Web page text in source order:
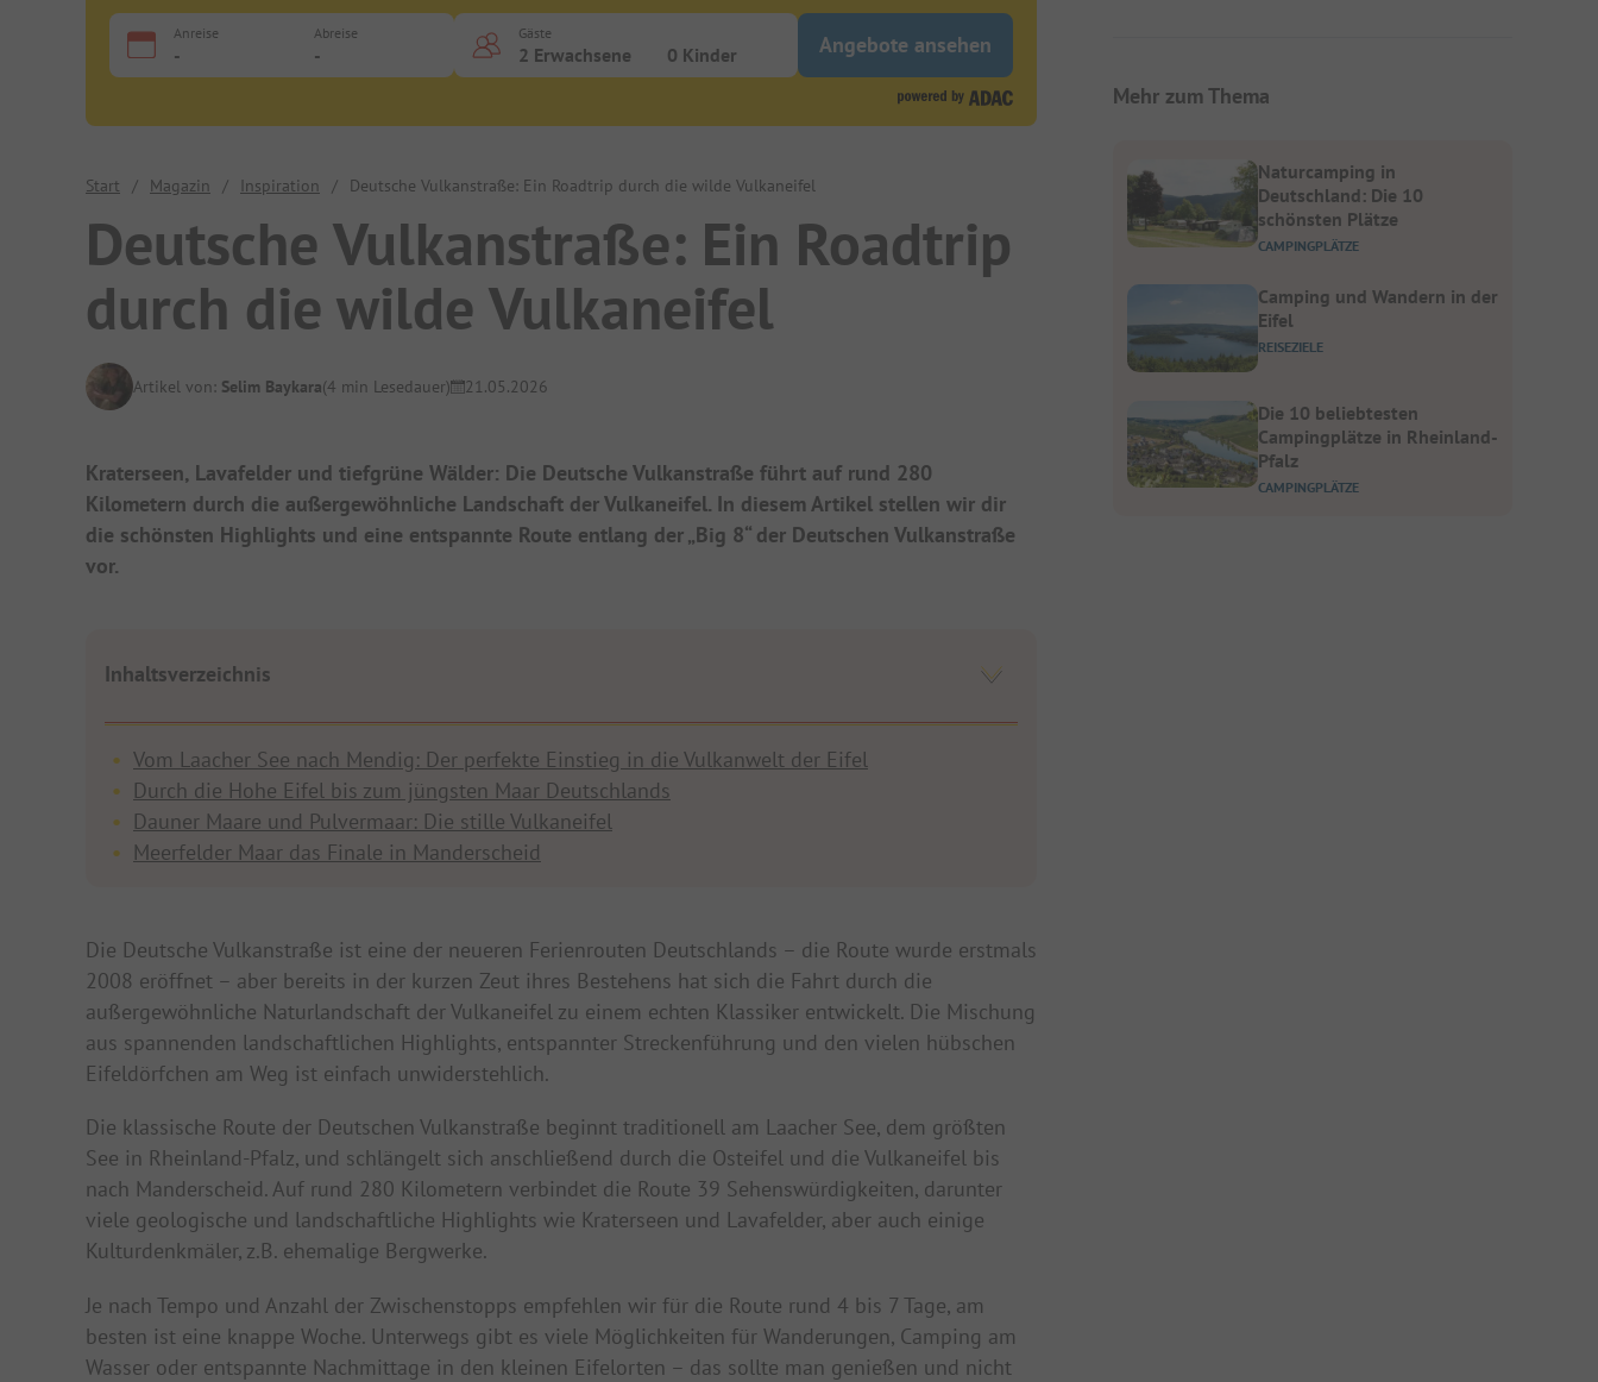
Anreise
-
Abreise
-
Gäste
2 Erwachsene 0 Kinder Angebote ansehen
Start / Magazin / Inspiration / Deutsche Vulkanstraße: Ein Roadtrip durch die wilde Vulkaneifel
Deutsche Vulkanstraße: Ein Roadtrip
durch die wilde Vulkaneifel
Artikel von: Selim Baykara(4 min Lesedauer) 21.05.2026
Kraterseen, Lavafelder und tiefgrüne Wälder: Die Deutsche Vulkanstraße führt auf rund 280
Kilometern durch die außergewöhnliche Landschaft der Vulkaneifel. In diesem Artikel stellen wir dir
die schönsten Highlights und eine entspannte Route entlang der „Big 8“ der Deutschen Vulkanstraße
vor.
Inhaltsverzeichnis
Vom Laacher See nach Mendig: Der perfekte Einstieg in die Vulkanwelt der Eifel
Durch die Hohe Eifel bis zum jüngsten Maar Deutschlands
Dauner Maare und Pulvermaar: Die stille Vulkaneifel
Meerfelder Maar das Finale in Manderscheid
Die Deutsche Vulkanstraße ist eine der neueren Ferienrouten Deutschlands – die Route wurde erstmals
2008 eröffnet – aber bereits in der kurzen Zeut ihres Bestehens hat sich die Fahrt durch die
außergewöhnliche Naturlandschaft der Vulkaneifel zu einem echten Klassiker entwickelt. Die Mischung
aus spannenden landschaftlichen Highlights, entspannter Streckenführung und den vielen hübschen
Eifeldörfchen am Weg ist einfach unwiderstehlich.
Die klassische Route der Deutschen Vulkanstraße beginnt traditionell am Laacher See, dem größten
See in Rheinland-Pfalz, und schlängelt sich anschließend durch die Osteifel und die Vulkaneifel bis
nach Manderscheid. Auf rund 280 Kilometern verbindet die Route 39 Sehenswürdigkeiten, darunter
viele geologische und landschaftliche Highlights wie Kraterseen und Lavafelder, aber auch einige
Kulturdenkmäler, z.B. ehemalige Bergwerke.
Je nach Tempo und Anzahl der Zwischenstopps empfehlen wir für die Route rund 4 bis 7 Tage, am
besten ist eine knappe Woche. Unterwegs gibt es viele Möglichkeiten für Wanderungen, Camping am
Wasser oder entspannte Nachmittage in den kleinen Eifelorten – das sollte man genießen und nicht
Mehr zum Thema
CAMPINGPLÄTZE
Naturcamping in
Deutschland: Die 10
schönsten Plätze
REISEZIELE
Camping und Wandern in der
Eifel
CAMPINGPLÄTZE
Die 10 beliebtesten
Campingplätze in Rheinland-
Pfalz